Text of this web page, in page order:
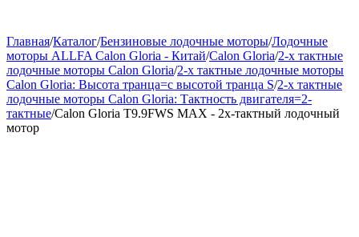
Главная/Каталог/Бензиновые лодочные моторы/Лодочные
моторы ALLFA Calon Gloria - Китай/Calon Gloria/2-х тактные
лодочные моторы Calon Gloria/2-х тактные лодочные моторы
Calon Gloria: Высота транца=с высотой транца S/2-х тактные
лодочные моторы Calon Gloria: Тактность двигателя=2-
тактные/Calon Gloria T9.9FWS MAX - 2х-тактный лодочный
мотор